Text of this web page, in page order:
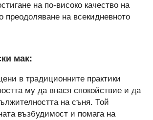
на по-високо качество на
преодоляване на всекидневното
мак:
в традиционните практики
му да внася спокойствие и да
на съня. Той
възбудимост и помага на